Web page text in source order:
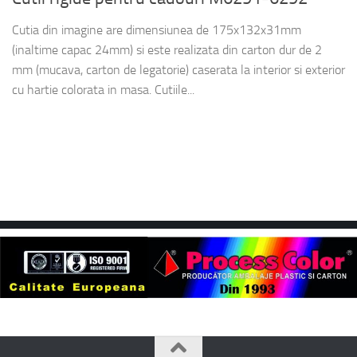
Cutia din imagine are dimensiunea de 175x132x31mm
(inaltime capac 24mm) si este realizata din carton dur de 2
mm (mucava, carton de legatorie) caserata la interior si exterior
cu hartie colorata in masa. Cutiile...